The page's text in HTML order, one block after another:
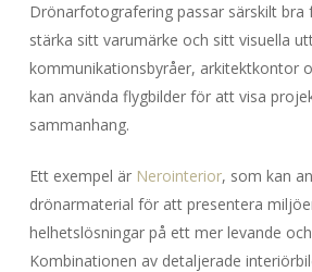
Drönarfotografering passar särskilt
stärka sitt varumärke och sitt visuella
kommunikationsbyråer, arkitektkontor
kan använda flygbilder för att visa
sammanhang.
Ett exempel är Nerointerior, som kan
drönarmaterial för att presentera
helhetslösningar på ett mer levande
Kombinationen av detaljerade